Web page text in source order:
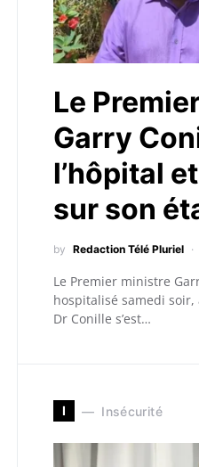
Le
Garry
l’hôpital
sur son
by Redaction Télé Pluriel
Le Premier ministre
hospitalisé samedi soir,
Dr Conille s’est…
I Insécurité